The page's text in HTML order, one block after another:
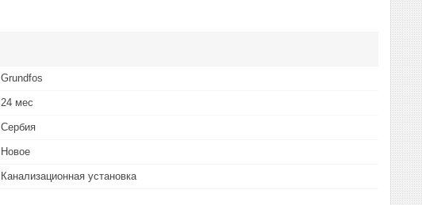
Grundfos
24 мес
Сербия
Новое
Канализационная установка